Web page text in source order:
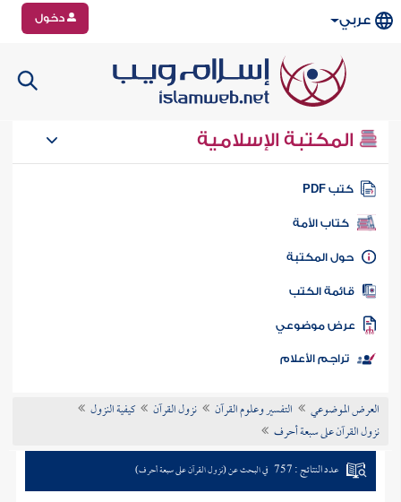
عربي دخول
المكتبة الإسلامية
كتب PDF
كتاب الأمة
المكتبة
الكتب
موضوعي
تراجم الأعلام
العرض الموضوعي التفسير وعلوم القرآن نزول القرآن
كيفية النزول
نزول القرآن على سبعة أحرف
عدد النتائج : 757 في البحث عن (نزول القرآن على سبعة أحرف)